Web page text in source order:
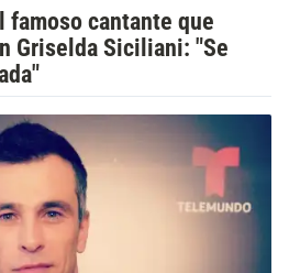
famoso cantante que
Griselda Siciliani: "Se